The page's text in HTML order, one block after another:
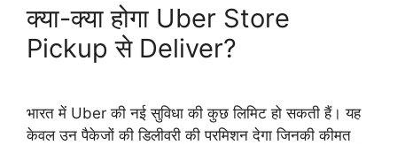
क्या-क्या होगा Uber Store
Pickup से Deliver?
भारत में Uber की नई सुविधा की कुछ लिमिट हो सकती हैं। यह
केवल उन पैकेजों की डिलीवरी की परमिशन देगा जिनकी कीमत